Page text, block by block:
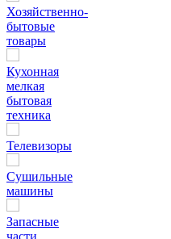
Хозяйственно-
бытовые
товары
Кухонная
мелкая
бытовая
техника
Телевизоры
Сушильные
машины
Запасные
части